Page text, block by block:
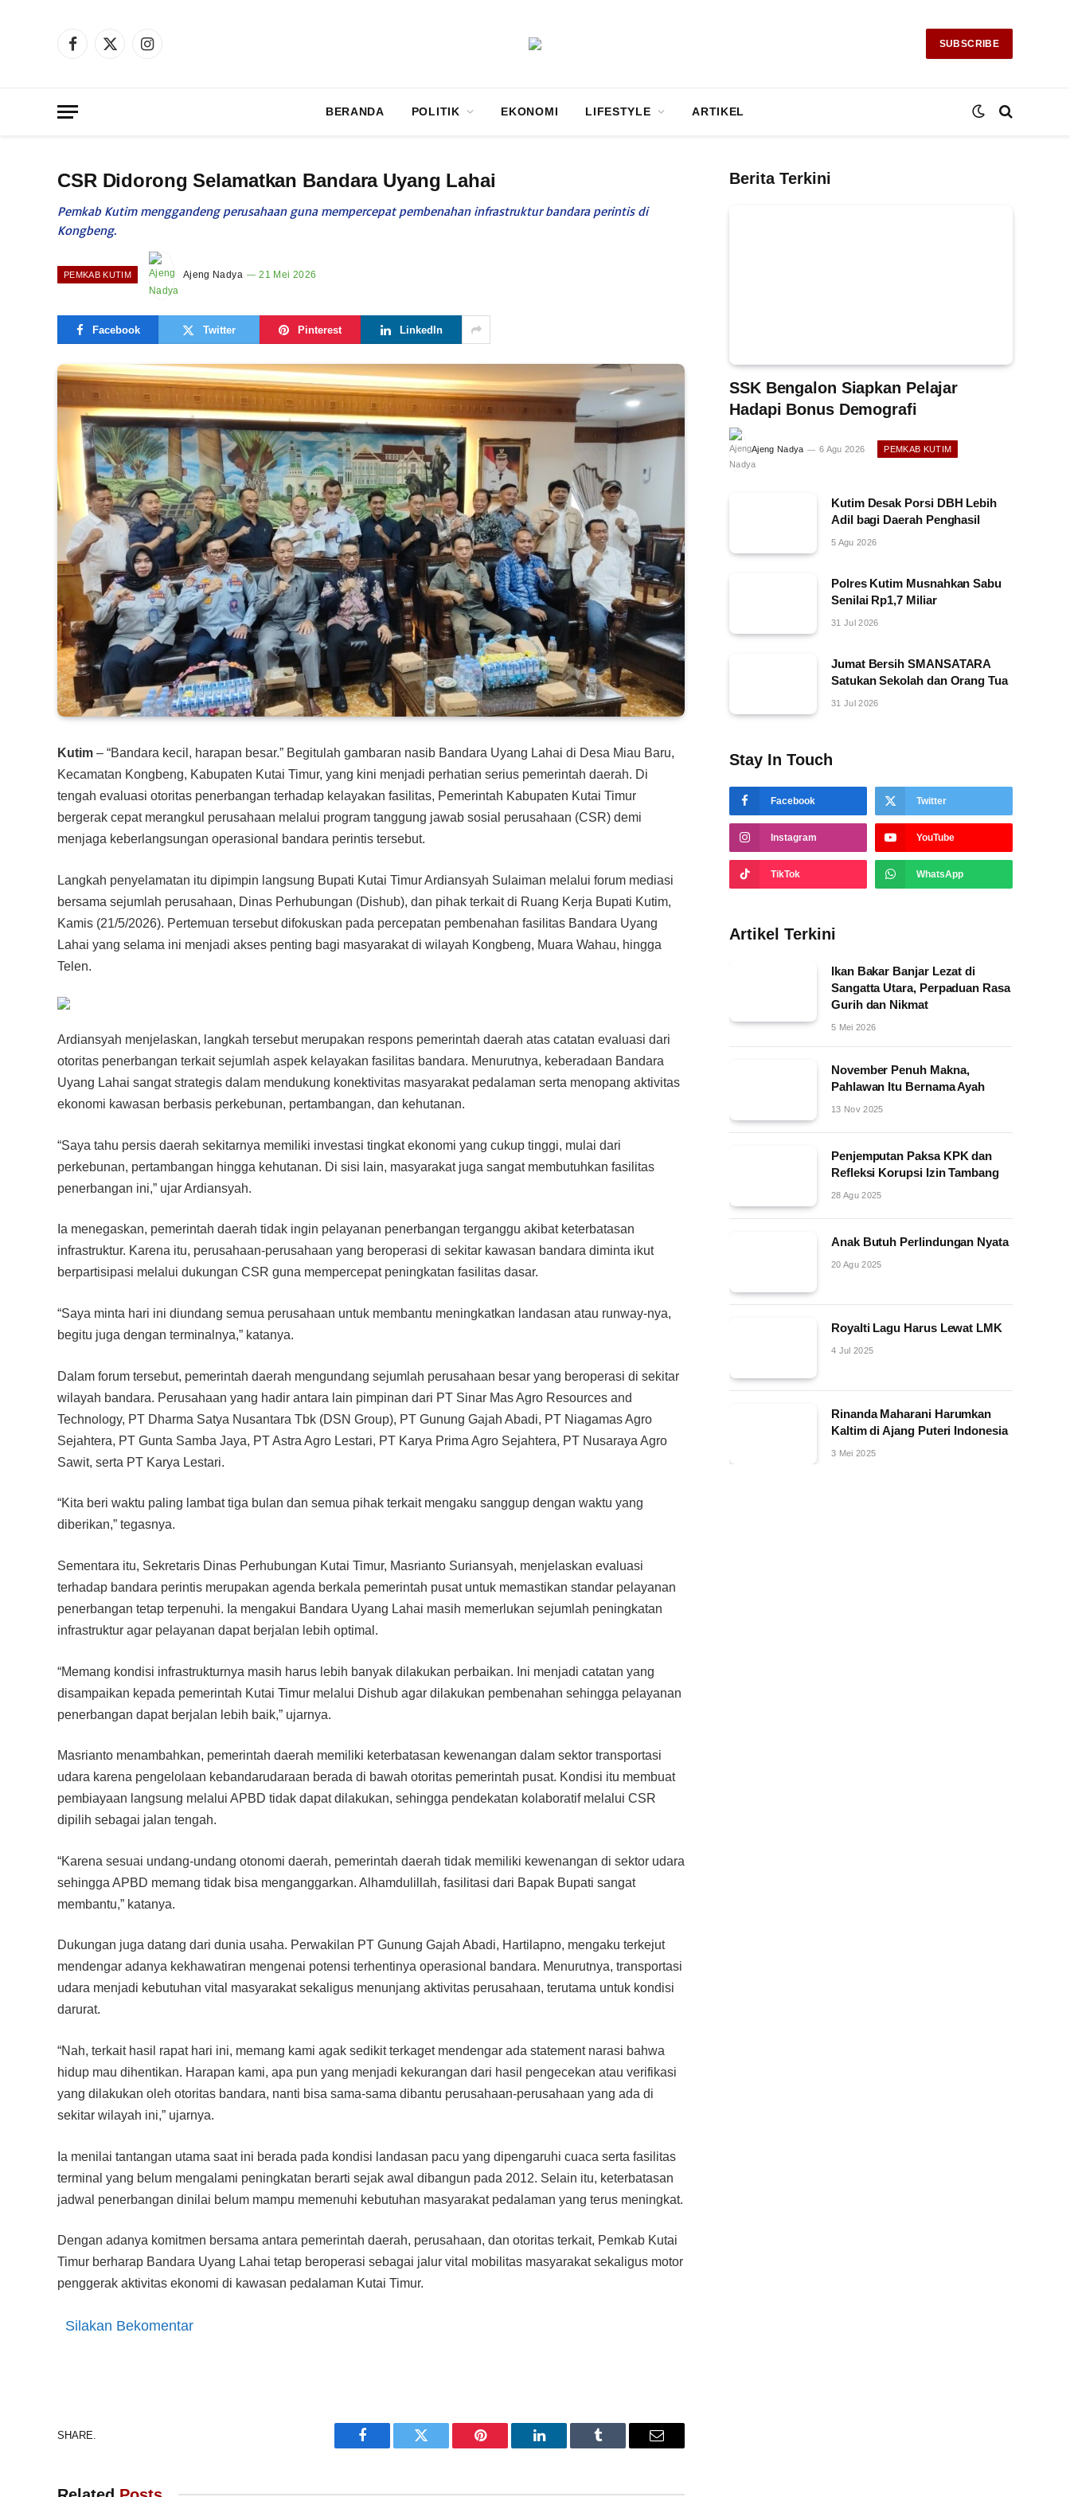
Facebook
X
Instagram
SUBSCRIBE
BERANDA POLITIK EKONOMI LIFESTYLE ARTIKEL
CSR Didorong Selamatkan Bandara Uyang Lahai
Pemkab Kutim menggandeng perusahaan guna mempercepat pembenahan infrastruktur bandara perintis di
Kongbeng.
PEMKAB KUTIM Ajeng Nadya 21 Mei 2026
Facebook Twitter Pinterest LinkedIn
Kutim – “Bandara kecil, harapan besar.” Begitulah gambaran nasib Bandara Uyang Lahai di Desa Miau Baru,
Kecamatan Kongbeng, Kabupaten Kutai Timur, yang kini menjadi perhatian serius pemerintah daerah. Di
tengah evaluasi otoritas penerbangan terhadap kelayakan fasilitas, Pemerintah Kabupaten Kutai Timur
bergerak cepat merangkul perusahaan melalui program tanggung jawab sosial perusahaan (CSR) demi
menjaga keberlangsungan operasional bandara perintis tersebut.
Langkah penyelamatan itu dipimpin langsung Bupati Kutai Timur Ardiansyah Sulaiman melalui forum mediasi
bersama sejumlah perusahaan, Dinas Perhubungan (Dishub), dan pihak terkait di Ruang Kerja Bupati Kutim,
Kamis (21/5/2026). Pertemuan tersebut difokuskan pada percepatan pembenahan fasilitas Bandara Uyang
Lahai yang selama ini menjadi akses penting bagi masyarakat di wilayah Kongbeng, Muara Wahau, hingga
Telen.
Ardiansyah menjelaskan, langkah tersebut merupakan respons pemerintah daerah atas catatan evaluasi dari
otoritas penerbangan terkait sejumlah aspek kelayakan fasilitas bandara. Menurutnya, keberadaan Bandara
Uyang Lahai sangat strategis dalam mendukung konektivitas masyarakat pedalaman serta menopang aktivitas
ekonomi kawasan berbasis perkebunan, pertambangan, dan kehutanan.
“Saya tahu persis daerah sekitarnya memiliki investasi tingkat ekonomi yang cukup tinggi, mulai dari
perkebunan, pertambangan hingga kehutanan. Di sisi lain, masyarakat juga sangat membutuhkan fasilitas
penerbangan ini,” ujar Ardiansyah.
Ia menegaskan, pemerintah daerah tidak ingin pelayanan penerbangan terganggu akibat keterbatasan
infrastruktur. Karena itu, perusahaan-perusahaan yang beroperasi di sekitar kawasan bandara diminta ikut
berpartisipasi melalui dukungan CSR guna mempercepat peningkatan fasilitas dasar.
“Saya minta hari ini diundang semua perusahaan untuk membantu meningkatkan landasan atau runway-nya,
begitu juga dengan terminalnya,” katanya.
Dalam forum tersebut, pemerintah daerah mengundang sejumlah perusahaan besar yang beroperasi di sekitar
wilayah bandara. Perusahaan yang hadir antara lain pimpinan dari PT Sinar Mas Agro Resources and
Technology, PT Dharma Satya Nusantara Tbk (DSN Group), PT Gunung Gajah Abadi, PT Niagamas Agro
Sejahtera, PT Gunta Samba Jaya, PT Astra Agro Lestari, PT Karya Prima Agro Sejahtera, PT Nusaraya Agro
Sawit, serta PT Karya Lestari.
“Kita beri waktu paling lambat tiga bulan dan semua pihak terkait mengaku sanggup dengan waktu yang
diberikan,” tegasnya.
Sementara itu, Sekretaris Dinas Perhubungan Kutai Timur, Masrianto Suriansyah, menjelaskan evaluasi
terhadap bandara perintis merupakan agenda berkala pemerintah pusat untuk memastikan standar pelayanan
penerbangan tetap terpenuhi. Ia mengakui Bandara Uyang Lahai masih memerlukan sejumlah peningkatan
infrastruktur agar pelayanan dapat berjalan lebih optimal.
“Memang kondisi infrastrukturnya masih harus lebih banyak dilakukan perbaikan. Ini menjadi catatan yang
disampaikan kepada pemerintah Kutai Timur melalui Dishub agar dilakukan pembenahan sehingga pelayanan
penerbangan dapat berjalan lebih baik,” ujarnya.
Masrianto menambahkan, pemerintah daerah memiliki keterbatasan kewenangan dalam sektor transportasi
udara karena pengelolaan kebandarudaraan berada di bawah otoritas pemerintah pusat. Kondisi itu membuat
pembiayaan langsung melalui APBD tidak dapat dilakukan, sehingga pendekatan kolaboratif melalui CSR
dipilih sebagai jalan tengah.
“Karena sesuai undang-undang otonomi daerah, pemerintah daerah tidak memiliki kewenangan di sektor udara
sehingga APBD memang tidak bisa menganggarkan. Alhamdulillah, fasilitasi dari Bapak Bupati sangat
membantu,” katanya.
Dukungan juga datang dari dunia usaha. Perwakilan PT Gunung Gajah Abadi, Hartilapno, mengaku terkejut
mendengar adanya kekhawatiran mengenai potensi terhentinya operasional bandara. Menurutnya, transportasi
udara menjadi kebutuhan vital masyarakat sekaligus menunjang aktivitas perusahaan, terutama untuk kondisi
darurat.
“Nah, terkait hasil rapat hari ini, memang kami agak sedikit terkaget mendengar ada statement narasi bahwa
hidup mau dihentikan. Harapan kami, apa pun yang menjadi kekurangan dari hasil pengecekan atau verifikasi
yang dilakukan oleh otoritas bandara, nanti bisa sama-sama dibantu perusahaan-perusahaan yang ada di
sekitar wilayah ini,” ujarnya.
Ia menilai tantangan utama saat ini berada pada kondisi landasan pacu yang dipengaruhi cuaca serta fasilitas
terminal yang belum mengalami peningkatan berarti sejak awal dibangun pada 2012. Selain itu, keterbatasan
jadwal penerbangan dinilai belum mampu memenuhi kebutuhan masyarakat pedalaman yang terus meningkat.
Dengan adanya komitmen bersama antara pemerintah daerah, perusahaan, dan otoritas terkait, Pemkab Kutai
Timur berharap Bandara Uyang Lahai tetap beroperasi sebagai jalur vital mobilitas masyarakat sekaligus motor
penggerak aktivitas ekonomi di kawasan pedalaman Kutai Timur.
Silakan Bekomentar
SHARE.
Facebook Twitter Pinterest LinkedIn Tumblr Email
Berita Terkini
SSK Bengalon Siapkan Pelajar
Hadapi Bonus Demografi
Ajeng Nadya 6 Agu 2026 PEMKAB KUTIM
Kutim Desak Porsi DBH Lebih
Adil bagi Daerah Penghasil
5 Agu 2026
Polres Kutim Musnahkan Sabu
Senilai Rp1,7 Miliar
31 Jul 2026
Jumat Bersih SMANSATARA
Satukan Sekolah dan Orang Tua
31 Jul 2026
Stay In Touch
Facebook Twitter
Instagram YouTube
TikTok WhatsApp
Artikel Terkini
Ikan Bakar Banjar Lezat di
Sangatta Utara, Perpaduan Rasa
Gurih dan Nikmat
5 Mei 2026
November Penuh Makna,
Pahlawan Itu Bernama Ayah
13 Nov 2025
Penjemputan Paksa KPK dan
Refleksi Korupsi Izin Tambang
28 Agu 2025
Anak Butuh Perlindungan Nyata
20 Agu 2025
Royalti Lagu Harus Lewat LMK
4 Jul 2025
Rinanda Maharani Harumkan
Kaltim di Ajang Puteri Indonesia
3 Mei 2025